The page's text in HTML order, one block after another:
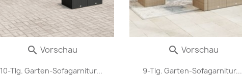
10-Tlg. Garten-Sofagarnitur...
 Vorschau
9-Tlg. Garten-Sofagarnitur...
 Vorschau